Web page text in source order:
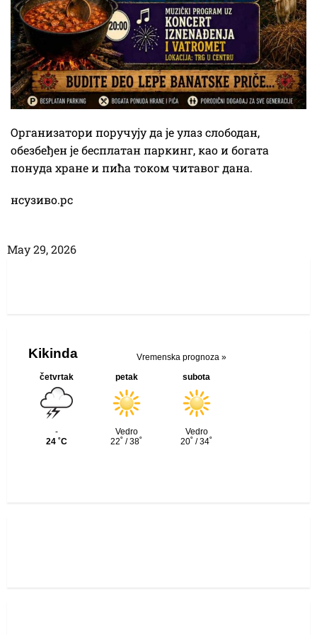
Организатори поручују да је улаз слободан,
обезбеђен је бесплатан паркинг, као и богата
понуда хране и пића током читавог дана.
нсузиво.рс
Маy 29, 2026